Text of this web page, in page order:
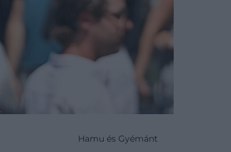
Hamu és Gyémánt